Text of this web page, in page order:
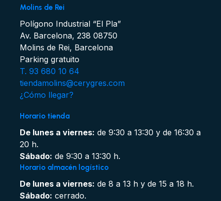
Molins de Rei
Polígono Industrial “El Pla”
Av. Barcelona, 238 08750
Molins de Rei, Barcelona
Parking gratuito
T. 93 680 10 64
tiendamolins@cerygres.com
¿Cómo llegar?
Horario tienda
De lunes a viernes: de 9:30 a 13:30 y de 16:30 a
20 h.
Sábado: de 9:30 a 13:30 h.
Horario almacén logístico
De lunes a viernes: de 8 a 13 h y de 15 a 18 h.
Sábado: cerrado.